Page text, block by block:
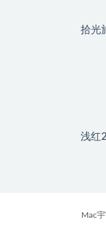
拾光
浅红
Mac